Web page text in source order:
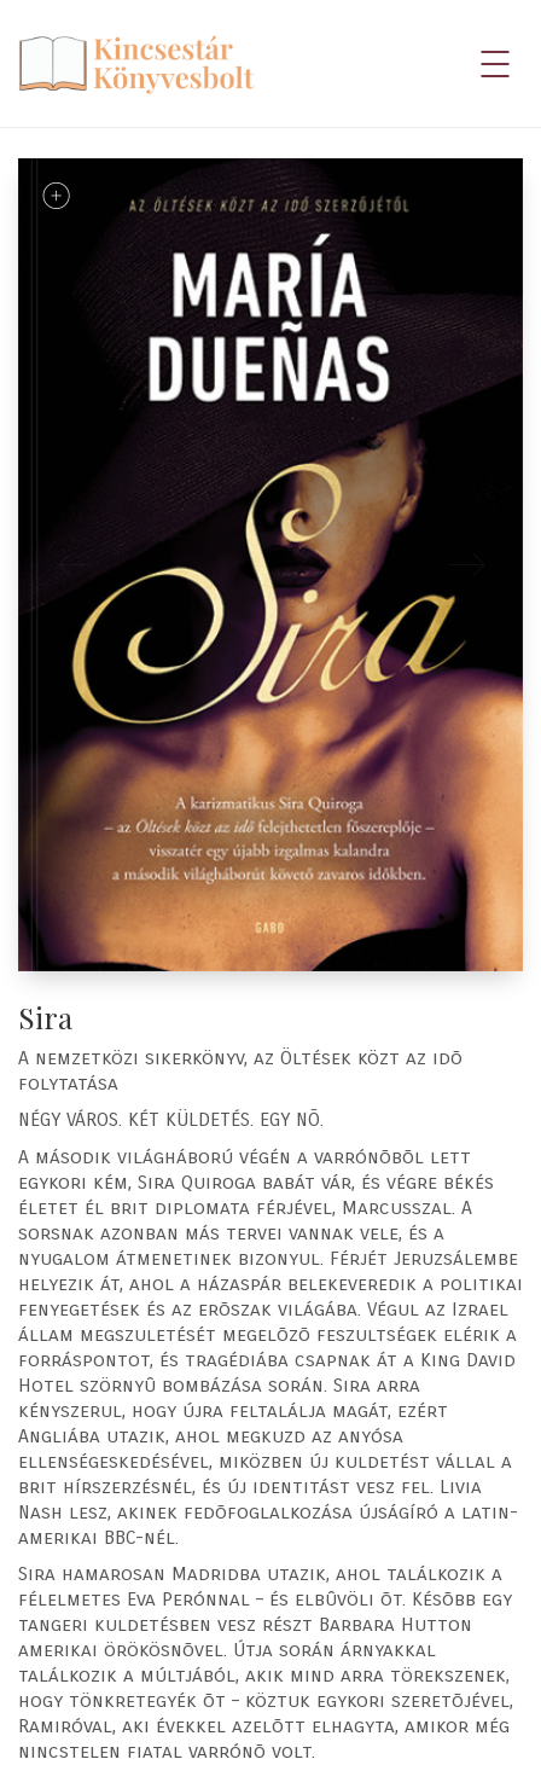
Sira
A nemzetközi sikerkönyv, az Öltések közt az idõ
folytatása
NÉGY VÁROS. KÉT KÜLDETÉS. EGY NÕ.
A második világháború végén a varrónõbõl lett
egykori kém, Sira Quiroga babát vár, és végre békés
életet él brit diplomata férjével, Marcusszal. A
sorsnak azonban más tervei vannak vele, és a
nyugalom átmenetinek bizonyul. Férjét Jeruzsálembe
helyezik át, ahol a házaspár belekeveredik a politikai
fenyegetések és az erõszak világába. Végul az Izrael
állam megszuletését megelõzõ feszultségek elérik a
forráspontot, és tragédiába csapnak át a King David
Hotel szörnyû bombázása során. Sira arra
kényszerul, hogy újra feltalálja magát, ezért
Angliába utazik, ahol megkuzd az anyósa
ellenségeskedésével, miközben új kuldetést vállal a
brit hírszerzésnél, és új identitást vesz fel. Livia
Nash lesz, akinek fedõfoglalkozása újságíró a latin-
amerikai BBC-nél.
Sira hamarosan Madridba utazik, ahol találkozik a
félelmetes Eva Perónnal – és elbûvöli õt. Késõbb egy
tangeri kuldetésben vesz részt Barbara Hutton
amerikai örökösnõvel. Útja során árnyakkal
találkozik a múltjából, akik mind arra törekszenek,
hogy tönkretegyék õt – köztuk egykori szeretõjével,
Ramiróval, aki évekkel azelõtt elhagyta, amikor még
nincstelen fiatal varrónõ volt.